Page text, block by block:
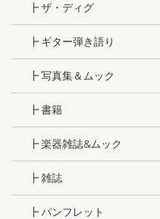
┣ ザ・ディグ
┣ ギター弾き語り
┣ 写真集＆ムック
┣ 書籍
┣ 楽器雑誌&ムック
┣ 雑誌
┣ パンフレット